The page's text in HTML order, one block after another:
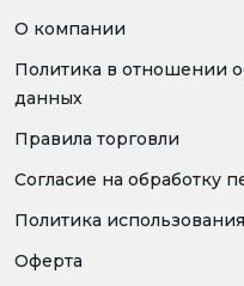
О компании
Политика в отношении
данных
Правила торговли
Согласие на обработку
Политика
Оферта